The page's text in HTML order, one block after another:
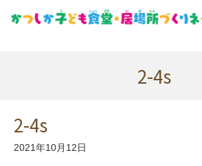
2-4s
2-4s
2021年10月12日